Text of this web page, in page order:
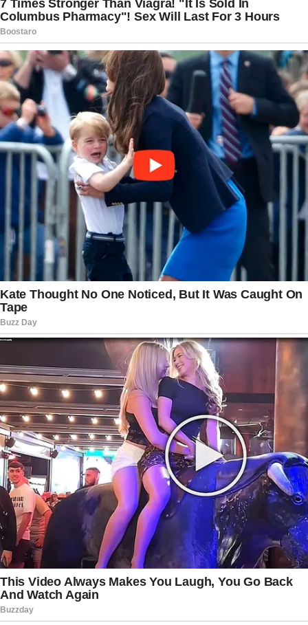
ao público brasileiro, como parcerias recentes
com plataformas digitais, mostra seu interesse
em estreitar ainda mais esses laços.
Especialistas em marketing esportivo apontam
que declarações como a de Ronaldo fortalecem
sua imagem global. Em um cenário onde atletas
são cada vez mais influenciadores, o português
equilibra perfeitamente desempenho em campo
e conexão com torcidas de diferentes
nacionalidades. No Brasil, onde o futebol é
paixão nacional, gestos de reconhecimento
como esse geram identificação imediata.
A mensagem chega em um momento importante
da competição. Portugal avança na Copa do
Mundo com ambições claras, e Ronaldo, capitão
experiente, carrega o peso de liderar uma
geração que sonha com o título mundial. Seu
exemplo inspira não apenas jovens atletas, mas
também torcedores que valorizam a persistência
e o compromisso com a excelência.
Além das conquistas coletivas e individuais,
Ronaldo se destaca pela capacidade de se
reinventar. De suas origens em Madeira até o
estrelato mundial, passando por clubes como
Sporting, Manchester United, Real Madrid,
Juventus e Al-Nassr, sua trajetória é marcada por